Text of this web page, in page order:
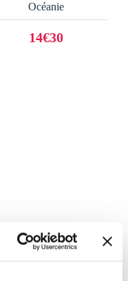
Océanie
14€30